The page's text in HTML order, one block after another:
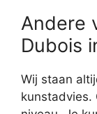
Andere
Dubois
Wij staan
kunstadvies.